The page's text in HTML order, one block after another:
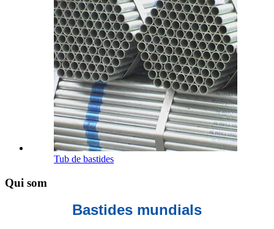
Tub de bastides
Qui som
Bastides mundials